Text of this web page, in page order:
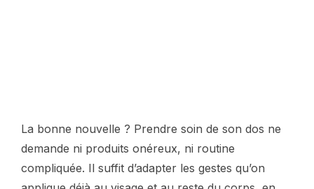
La bonne nouvelle ? Prendre soin de son dos ne
demande ni produits onéreux, ni routine
compliquée. Il suffit d’adapter les gestes qu’on